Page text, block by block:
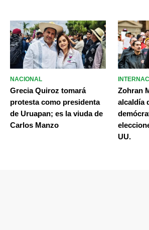
NACIONAL
Grecia Quiroz tomará
protesta como presidenta
de Uruapan; es la viuda de
Carlos Manzo
Zohran
alcaldía
UU.